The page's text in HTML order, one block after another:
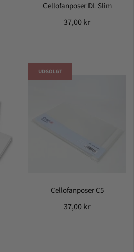
Cellofanposer DL Slim
37,00 kr
Cellofanposer C5
37,00 kr
UDSOLGT